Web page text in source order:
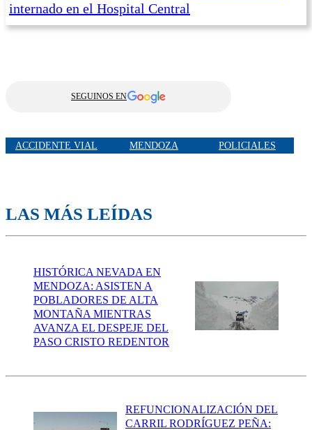
internado en el Hospital Central
SEGUINOS EN
ACCIDENTE VIAL MENDOZA POLICIALES
LAS MÁS LEÍDAS
HISTÓRICA NEVADA EN
MENDOZA: ASISTEN A
POBLADORES DE ALTA
MONTAÑA MIENTRAS
AVANZA EL DESPEJE DEL
PASO CRISTO REDENTOR
REFUNCIONALIZACIÓN DEL
CARRIL RODRÍGUEZ PEÑA: